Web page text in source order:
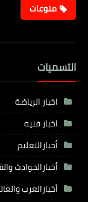
منوعات
التسميات
اخبار الرياضة
اخبار فنيه
أخبارالتعليم
أخبارالحوادث
أخبارالعرب